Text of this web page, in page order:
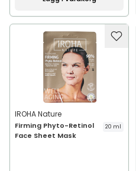
IROHA Nature
Firming Phyto-Retinol
Face Sheet Mask
20 ml